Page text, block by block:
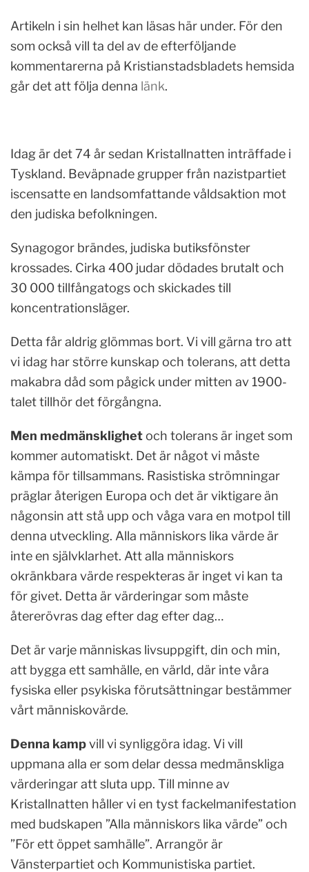
Artikeln i sin helhet kan läsas här under. För den
som också vill ta del av de efterföljande
kommentarerna på Kristianstadsbladets hemsida
går det att följa denna länk.
Idag är det 74 år sedan Kristallnatten inträffade i
Tyskland. Beväpnade grupper från nazistpartiet
iscensatte en landsomfattande våldsaktion mot
den judiska befolkningen.
Synagogor brändes, judiska butiksfönster
krossades. Cirka 400 judar dödades brutalt och
30 000 tillfångatogs och skickades till
koncentrationsläger.
Detta får aldrig glömmas bort. Vi vill gärna tro att
vi idag har större kunskap och tolerans, att detta
makabra dåd som pågick under mitten av 1900-
talet tillhör det förgångna.
Men medmänsklighetoch tolerans är inget som
kommer automatiskt. Det är något vi måste
kämpa för tillsammans. Rasistiska strömningar
präglar återigen Europa och det är viktigare än
någonsin att stå upp och våga vara en motpol till
denna utveckling. Alla människors lika värde är
inte en självklarhet. Att alla människors
okränkbara värde respekteras är inget vi kan ta
för givet. Detta är värderingar som måste
återerövras dag efter dag efter dag…
Det är varje människas livsuppgift, din och min,
att bygga ett samhälle, en värld, där inte våra
fysiska eller psykiska förutsättningar bestämmer
vårt människovärde.
Denna kampvill vi synliggöra idag. Vi vill
uppmana alla er som delar dessa medmänskliga
värderingar att sluta upp. Till minne av
Kristallnatten håller vi en tyst fackelmanifestation
med budskapen ”Alla människors lika värde” och
”För ett öppet samhälle”. Arrangör är
Vänsterpartiet och Kommunistiska partiet.